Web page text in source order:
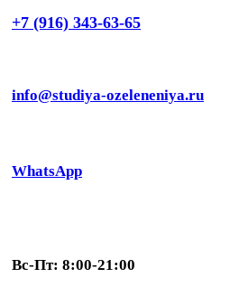
+7 (916) 343-63-65
info@studiya-ozeleneniya.ru
WhatsApp
Вс-Пт: 8:00-21:00